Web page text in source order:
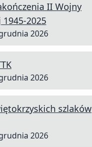
II Wojny
2025
2026
2026
szlaków
2026